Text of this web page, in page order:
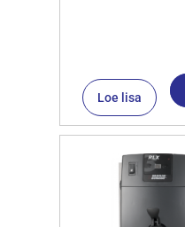
Loe lisa